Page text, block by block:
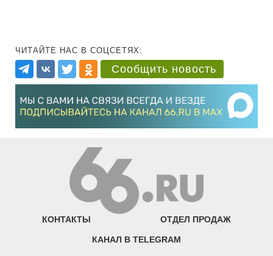
ЧИТАЙТЕ НАС В СОЦСЕТЯХ:
Сообщить новость
КОНТАКТЫ ОТДЕЛ ПРОДАЖ
КАНАЛ В TELEGRAM